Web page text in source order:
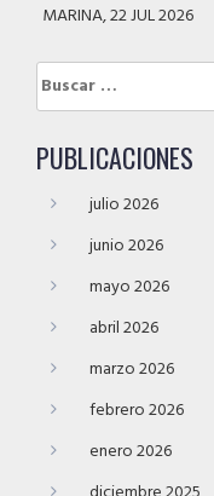
MARINA, 22 JUL 2026
Buscar:
PUBLICACIONES
julio 2026
junio 2026
mayo 2026
abril 2026
marzo 2026
febrero 2026
enero 2026